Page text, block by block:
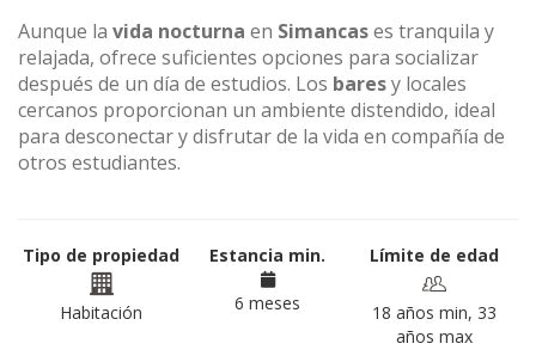
Aunque la vida nocturna en Simancases tranquila y
relajada, ofrece suficientes opciones para socializar
después de un día de estudios. Los baresy locales
cercanos proporcionan un ambiente distendido, ideal
para desconectar y disfrutar de la vida en compañía de
otros estudiantes.
Tipo de propiedad
Habitación
Estancia min.
6 meses
Límite de edad
18 años min, 33
años max